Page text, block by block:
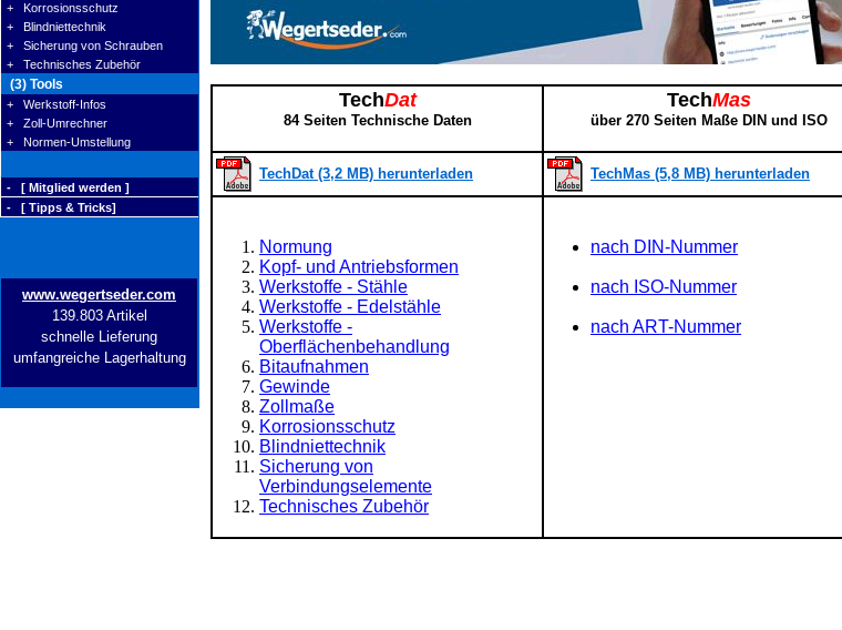
+ Korrosionsschutz
+ Blindniettechnik
+ Sicherung von Schrauben
+ Technisches Zubehör
(3) Tools
+ Werkstoff-Infos
+ Zoll-Umrechner
+ Normen-Umstellung
- [ Mitglied werden ]
- [ Tipps & Tricks]
www.wegertseder.com
139.803 Artikel
schnelle Lieferung
umfangreiche Lagerhaltung
TechDat
84 Seiten Technische Daten
TechMas
über 270 Seiten Maße DIN und ISO
TechDat (3,2 MB) herunterladen TechMas (5,8 MB) herunterladen
Normung
Kopf- und Antriebsformen
Werkstoffe - Stähle
Werkstoffe - Edelstähle
Werkstoffe -
Oberflächenbehandlung
Bitaufnahmen
Gewinde
Zollmaße
Korrosionsschutz
Blindniettechnik
Sicherung von
Verbindungselemente
Technisches Zubehör
nach DIN-Nummer
nach ISO-Nummer
nach ART-Nummer